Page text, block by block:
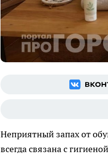
Неприятный запах от
всегда связана с